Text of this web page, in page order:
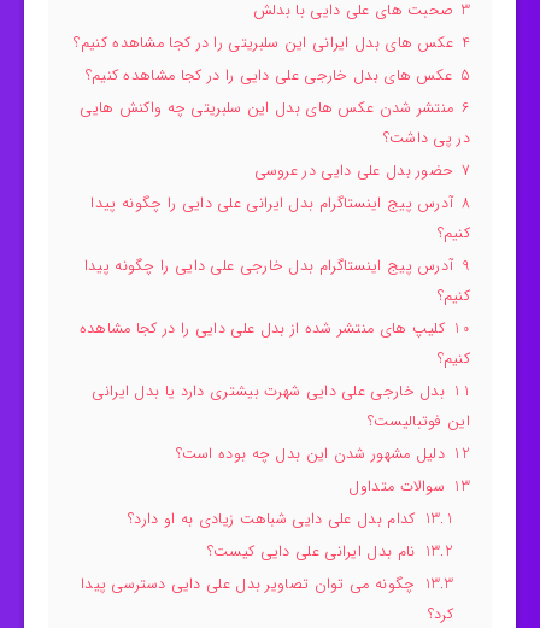
3 صحبت های علی دایی با بدلش
4 عکس های بدل ایرانی این سلبریتی را در کجا مشاهده کنیم؟
5 عکس های بدل خارجی علی دایی را در کجا مشاهده کنیم؟
6 منتشر شدن عکس های بدل این سلبریتی چه واکنش هایی
در پی داشت؟
7 حضور بدل علی دایی در عروسی
8 آدرس پیج اینستاگرام بدل ایرانی علی دایی را چگونه پیدا
کنیم؟
9 آدرس پیج اینستاگرام بدل خارجی علی دایی را چگونه پیدا
کنیم؟
10 کلیپ های منتشر شده از بدل علی دایی را در کجا مشاهده
کنیم؟
11 بدل خارجی علی دایی شهرت بیشتری دارد یا بدل ایرانی
این فوتبالیست؟
12 دلیل مشهور شدن این بدل چه بوده است؟
13 سوالات متداول
13.1 کدام بدل علی دایی شباهت زیادی به او دارد؟
13.2 نام بدل ایرانی علی دایی کیست؟
13.3 چگونه می توان تصاویر بدل علی دایی دسترسی پیدا
کرد؟